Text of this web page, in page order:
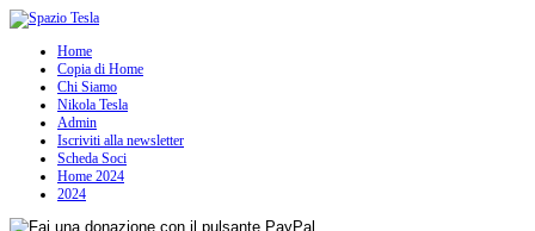
Home
Copia di Home
Chi Siamo
Nikola Tesla
Admin
Iscriviti alla newsletter
Scheda Soci
Home 2024
2024